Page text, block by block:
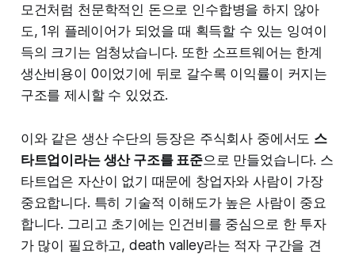
모건처럼 천문학적인 돈으로 인수합병을 하지 않아
도, 1위 플레이어가 되었을 때 획득할 수 있는 잉여이
득의 크기는 엄청났습니다. 또한 소프트웨어는 한계
생산비용이 0이었기에 뒤로 갈수록 이익률이 커지는
구조를 제시할 수 있었죠.
이와 같은 생산 수단의 등장은 주식회사 중에서도 스
타트업이라는 생산 구조를 표준으로 만들었습니다. 스
타트업은 자산이 없기 때문에 창업자와 사람이 가장
중요합니다. 특히 기술적 이해도가 높은 사람이 중요
합니다. 그리고 초기에는 인건비를 중심으로 한 투자
가 많이 필요하고, death valley라는 적자 구간을 견